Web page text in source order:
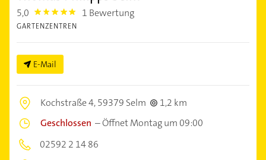
5,0 5.0 1 Bewertung
GARTENZENTREN
E-Mail
Kochstraße 4,59379 Selm
1,2 km
Geschlossen –Öffnet Montag um 09:00
02592 2 14 86